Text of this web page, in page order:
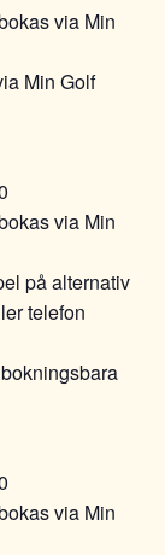
via Min
Min Golf
via Min
på alternativ
telefon
via Min